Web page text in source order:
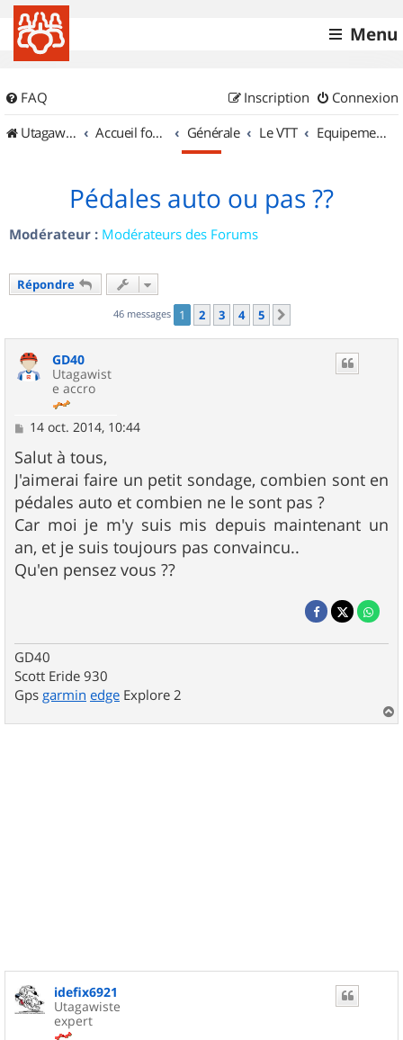
Menu
FAQ Connexion
Inscription
UtagawaVTT (Randos VTT et VTTAE avec traces GPS)
Accueil forum Générale Le VTT Equipements et Accessoires
Pédales auto ou pas ??
Modérateur : Modérateurs des Forums
Répondre
46 messages 1 2 3 4 5
GD40
Utagawist
e accro
M
s
s
a
g
e
14 oct. 2014, 10:44
Salut à tous,
J'aimerai faire un petit sondage, combien sont en
pédales auto et combien ne le sont pas ?
Car moi je m'y suis mis depuis maintenant un
an, et je suis toujours pas convaincu..
Qu'en pensez vous ??
GD40
Scott Eride 930
Gps garmin edge Explore 2
a
idefix6921
Utagawiste
expert